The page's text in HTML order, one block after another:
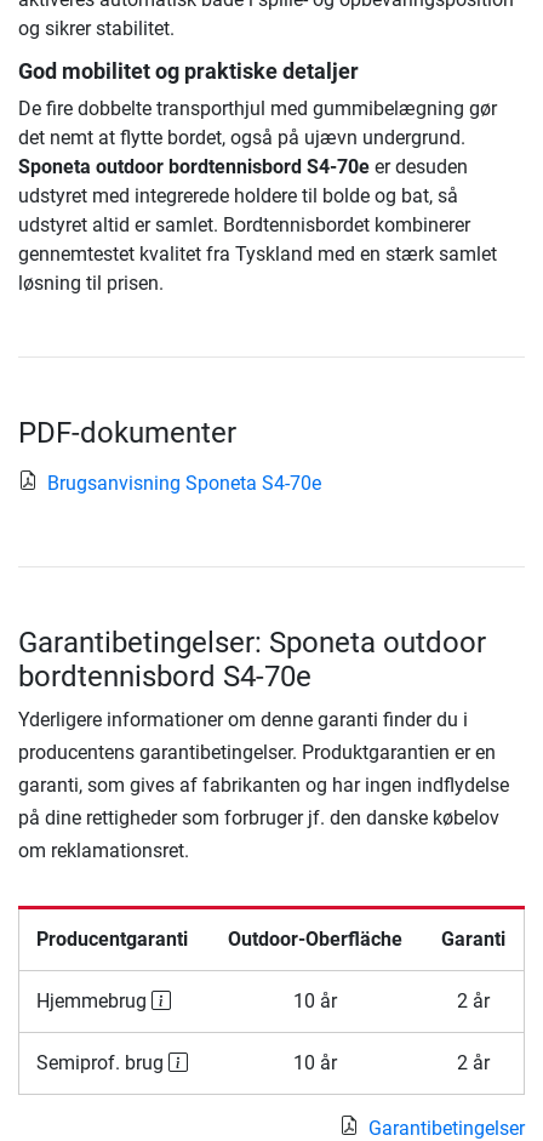
og sikrer stabilitet.
God mobilitet og praktiske detaljer
De fire dobbelte transporthjul med gummibelægning gør
det nemt at flytte bordet, også på ujævn undergrund.
Sponeta outdoor bordtennisbord S4-70e er desuden
udstyret med integrerede holdere til bolde og bat, så
udstyret altid er samlet. Bordtennisbordet kombinerer
gennemtestet kvalitet fra Tyskland med en stærk samlet
løsning til prisen.
PDF-dokumenter
Brugsanvisning Sponeta S4-70e
Garantibetingelser: Sponeta outdoor
bordtennisbord S4-70e
Yderligere informationer om denne garanti finder du i
producentens garantibetingelser. Produktgarantien er en
garanti, som gives af fabrikanten og har ingen indflydelse
på dine rettigheder som forbruger jf. den danske købelov
om reklamationsret.
Producentgaranti Outdoor-Oberfläche Garanti
Hjemmebrug 10 år 2 år
Semiprof. brug 10 år 2 år
Garantibetingelser